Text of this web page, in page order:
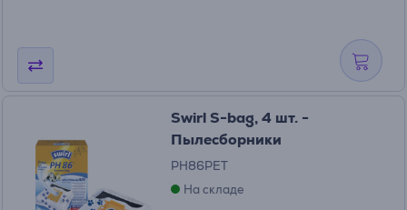
Swirl S-bag, 4 шт. -
Пылесборники
PH86PET
На складе